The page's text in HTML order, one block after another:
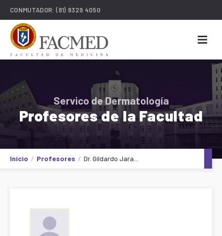
CONMUTADOR:(81) 8329 4050
Servico de Dermatología
Profesores de la Facultad
Inicio Profesores Dr. Gildardo Jara...